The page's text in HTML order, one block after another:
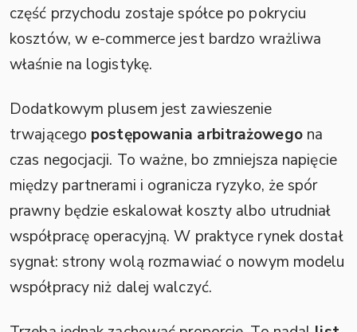
część przychodu zostaje spółce po pokryciu
kosztów, w e-commerce jest bardzo wrażliwa
właśnie na logistykę.
Dodatkowym plusem jest zawieszenie
trwającego postępowania arbitrażowegona
czas negocjacji. To ważne, bo zmniejsza napięcie
między partnerami i ogranicza ryzyko, że spór
prawny będzie eskalował koszty albo utrudniał
współpracę operacyjną. W praktyce rynek dostał
sygnał: strony wolą rozmawiać o nowym modelu
współpracy niż dalej walczyć.